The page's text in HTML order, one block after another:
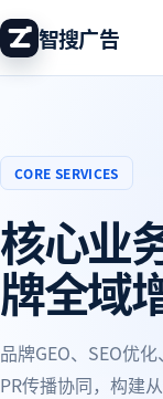
智搜广告
CORE SERVICES
核心业
牌全域
品牌GEO、SEO优
PR传播协同，构建